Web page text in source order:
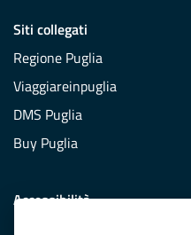
Siti collegati
Regione Puglia
Viaggiareinpuglia
DMS Puglia
Buy Puglia
Accessibilità